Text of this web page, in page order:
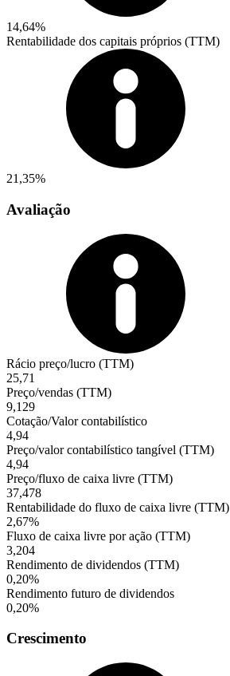
14,64%
Rentabilidade dos capitais próprios (TTM)
21,35%
Avaliação
Rácio preço/lucro (TTM)
25,71
Preço/vendas (TTM)
9,129
Cotação/Valor contabilístico
4,94
Preço/valor contabilístico tangível (TTM)
4,94
Preço/fluxo de caixa livre (TTM)
37,478
Rentabilidade do fluxo de caixa livre (TTM)
2,67%
Fluxo de caixa livre por ação (TTM)
3,204
Rendimento de dividendos (TTM)
0,20%
Rendimento futuro de dividendos
0,20%
Crescimento